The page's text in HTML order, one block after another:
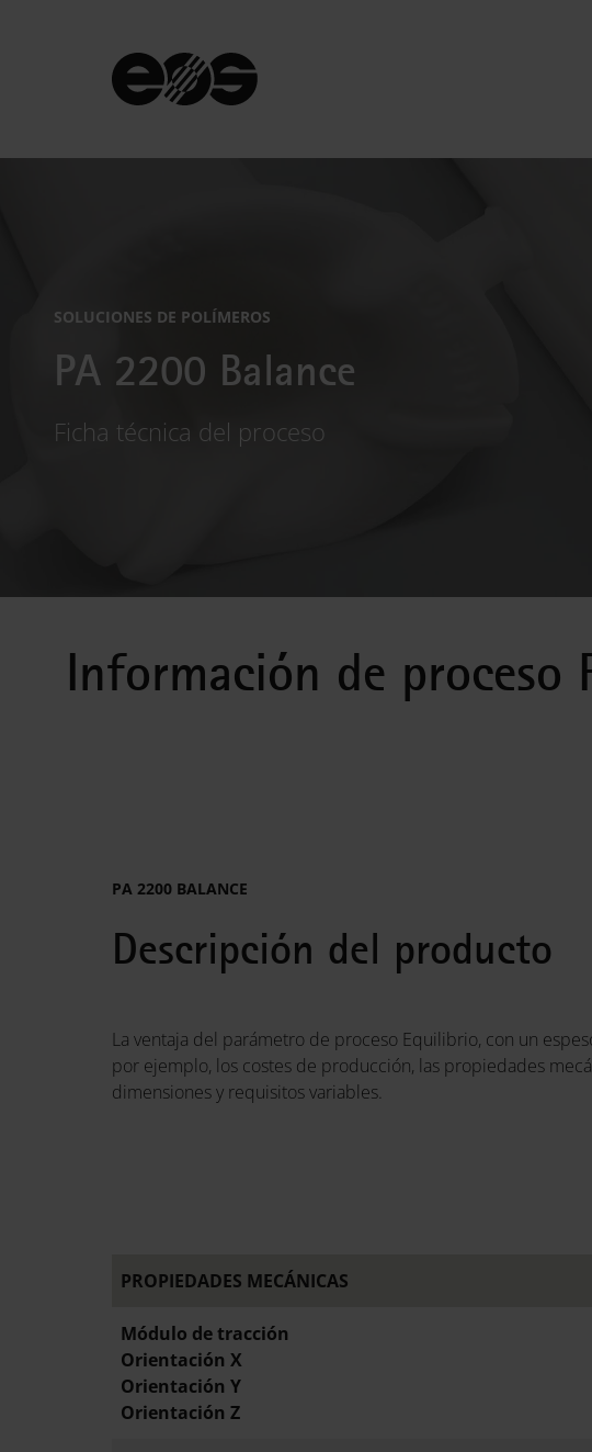
SOLUCIONES DE POLÍMEROS
PA 2200 Balance
Ficha técnica del proceso
Información de proceso
PA 2200 BALANCE
Descripción del producto
La ventaja del parámetro de proceso Equilibrio, con un
por ejemplo, los costes de producción, las propiedades
dimensiones y requisitos variables.
PROPIEDADES MECÁNICAS
Módulo de tracción
Orientación X
Orientación Y
Orientación Z